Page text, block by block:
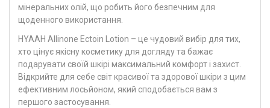
мінеральних олій, що робить його безпечним для
щоденного використання.
HYAAH Allinone Ectoin Lotion – це чудовий вибір для тих,
хто цінує якісну косметику для догляду та бажає
подарувати своїй шкірі максимальний комфорт і захист.
Відкрийте для себе світ красивої та здорової шкіри з цим
ефективним лосьйоном, який сподобається вам з
першого застосування.